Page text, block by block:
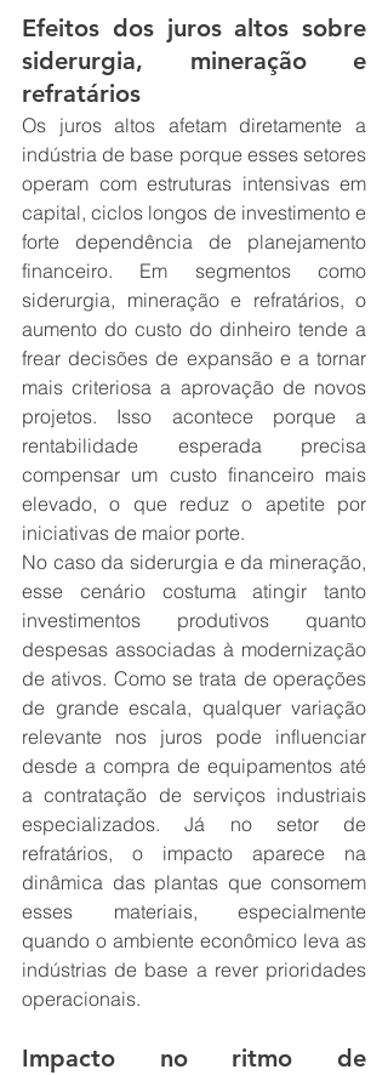
Efeitos dos juros altos sobre
siderurgia, mineração e
refratários
Os juros altos afetam diretamente a
indústria de base porque esses setores
operam com estruturas intensivas em
capital, ciclos longos de investimento e
forte dependência de planejamento
financeiro. Em segmentos como
siderurgia, mineração e refratários, o
aumento do custo do dinheiro tende a
frear decisões de expansão e a tornar
mais criteriosa a aprovação de novos
projetos. Isso acontece porque a
rentabilidade esperada precisa
compensar um custo financeiro mais
elevado, o que reduz o apetite por
iniciativas de maior porte.
No caso da siderurgia e da mineração,
esse cenário costuma atingir tanto
investimentos produtivos quanto
despesas associadas à modernização
de ativos. Como se trata de operações
de grande escala, qualquer variação
relevante nos juros pode influenciar
desde a compra de equipamentos até
a contratação de serviços industriais
especializados. Já no setor de
refratários, o impacto aparece na
dinâmica das plantas que consomem
esses materiais, especialmente
quando o ambiente econômico leva as
indústrias de base a rever prioridades
operacionais.
Impacto no ritmo de